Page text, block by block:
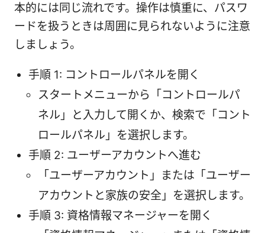
本的には同じ流れです。操作は慎重に、パスワ
ードを扱うときは周囲に見られないように注意
しましょう。
手順 1: コントロールパネルを開く
スタートメニューから「コントロールパ
ネル」と入力して開くか、検索で「コント
ロールパネル」を選択します。
手順 2: ユーザーアカウントへ進む
「ユーザーアカウント」または「ユーザー
アカウントと家族の安全」を選択します。
手順 3: 資格情報マネージャーを開く